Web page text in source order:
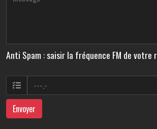
Anti Spam : saisir la fréquence FM de votre
Envoyer